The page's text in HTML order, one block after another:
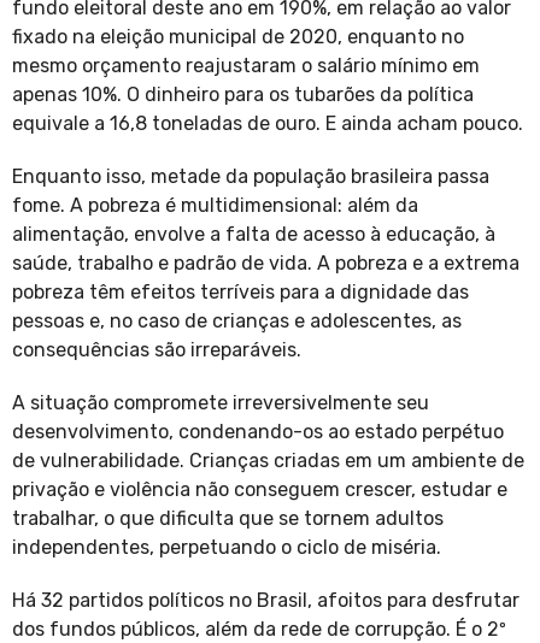
fundo eleitoral deste ano em 190%, em relação ao valor
fixado na eleição municipal de 2020, enquanto no
mesmo orçamento reajustaram o salário mínimo em
apenas 10%. O dinheiro para os tubarões da política
equivale a 16,8 toneladas de ouro. E ainda acham pouco.
Enquanto isso, metade da população brasileira passa
fome. A pobreza é multidimensional: além da
alimentação, envolve a falta de acesso à educação, à
saúde, trabalho e padrão de vida. A pobreza e a extrema
pobreza têm efeitos terríveis para a dignidade das
pessoas e, no caso de crianças e adolescentes, as
consequências são irreparáveis.
A situação compromete irreversivelmente seu
desenvolvimento, condenando-os ao estado perpétuo
de vulnerabilidade. Crianças criadas em um ambiente de
privação e violência não conseguem crescer, estudar e
trabalhar, o que dificulta que se tornem adultos
independentes, perpetuando o ciclo de miséria.
Há 32 partidos políticos no Brasil, afoitos para desfrutar
dos fundos públicos, além da rede de corrupção. É o 2º